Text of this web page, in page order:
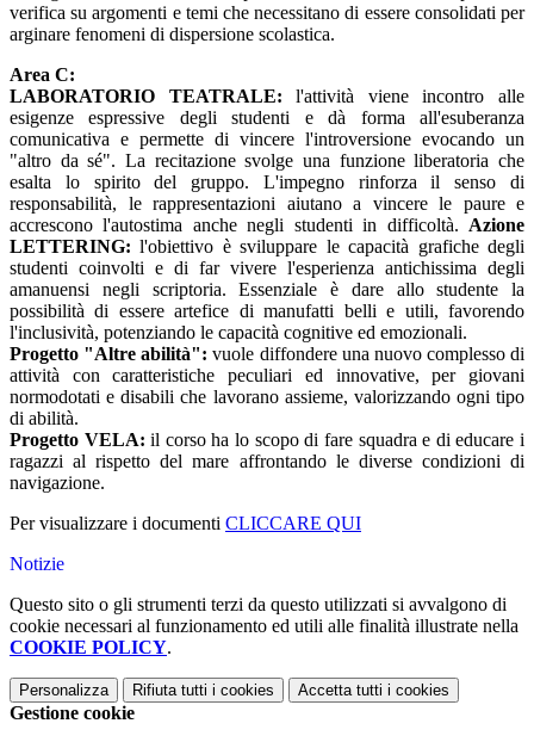
verifica su argomenti e temi che necessitano di essere consolidati per
arginare fenomeni di dispersione scolastica.
Area C:
LABORATORIO TEATRALE: l'attività viene incontro alle
esigenze espressive degli studenti e dà forma all'esuberanza
comunicativa e permette di vincere l'introversione evocando un
"altro da sé". La recitazione svolge una funzione liberatoria che
esalta lo spirito del gruppo. L'impegno rinforza il senso di
responsabilità, le rappresentazioni aiutano a vincere le paure e
accrescono l'autostima anche negli studenti in difficoltà. Azione
LETTERING: l'obiettivo è sviluppare le capacità grafiche degli
studenti coinvolti e di far vivere l'esperienza antichissima degli
amanuensi negli scriptoria. Essenziale è dare allo studente la
possibilità di essere artefice di manufatti belli e utili, favorendo
l'inclusività, potenziando le capacità cognitive ed emozionali.
Progetto "Altre abilità": vuole diffondere una nuovo complesso di
attività con caratteristiche peculiari ed innovative, per giovani
normodotati e disabili che lavorano assieme, valorizzando ogni tipo
di abilità.
Progetto VELA: il corso ha lo scopo di fare squadra e di educare i
ragazzi al rispetto del mare affrontando le diverse condizioni di
navigazione.
Per visualizzare i documenti CLICCARE QUI
Notizie
Questo sito o gli strumenti terzi da questo utilizzati si avvalgono di
cookie necessari al funzionamento ed utili alle finalità illustrate nella
COOKIE POLICY.
Personalizza Rifiuta tutti i cookies Accetta tutti i cookies
Gestione cookie